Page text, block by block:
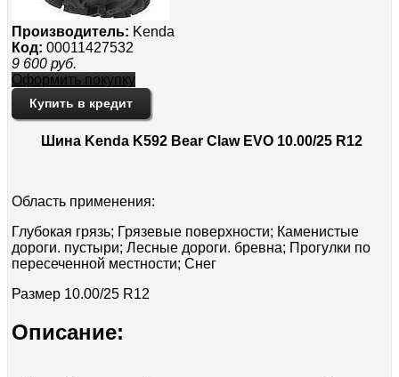
Производитель: Kenda
Код: 00011427532
9 600 руб.
Оформить покупку
Купить в кредит
Шина Kenda K592 Bear Claw EVO 10.00/25 R12
Область применения:
Глубокая грязь; Грязевые поверхности; Каменистые
дороги. пустыри; Лесные дороги. бревна; Прогулки по
пересеченной местности; Снег
Размер 10.00/25 R12
Описание: